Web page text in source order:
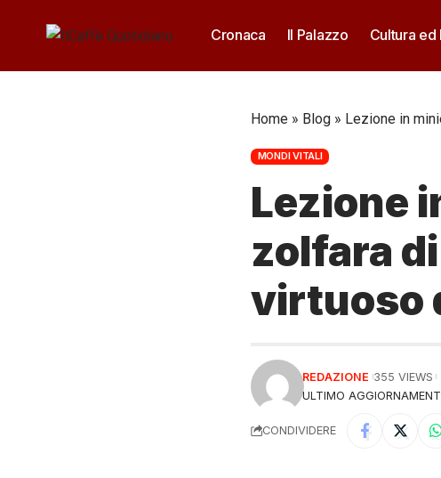
Cronaca Il Palazzo Cultura ed
Home » Blog » Lezione in
MONDI VITALI
Lezione
zolfara
virtuoso
ULTIMO
REDAZIONE 355 VIEWS
CONDIVIDERE